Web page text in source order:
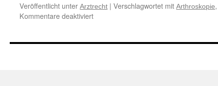
Veröffentlicht unter Arztrecht | Verschlagwortet mit Arthroskopie
Kommentare deaktiviertfür
des